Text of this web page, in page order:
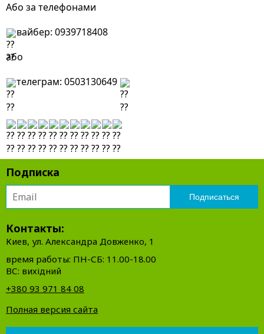
Або за телефонами
вайбер: 0939718408
або
телеграм: 0503130649
Подписка
Контакты:
Киев, ул. Александра Довженко, 1
время работы: ПН-СБ: 11.00-18.00
ВС: вихідний
+380 93 971 84 08
Полная версия сайта